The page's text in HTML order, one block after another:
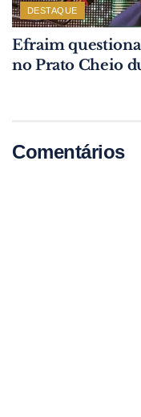
DESTAQUE
Efraim questiona
no Prato Cheio
Comentários